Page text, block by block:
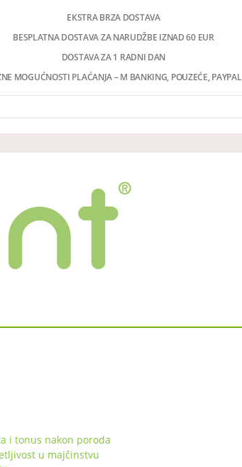
EKSTRA BRZA DOSTAVA
BESPLATNA DOSTAVA ZA NARUDŽBE IZNAD 60 EUR
DOSTAVA ZA 1 RADNI DAN
MOGUĆNOSTI PLAĆANJA – M BANKING, POUZEĆE, PAYPAL
i tonus nakon poroda
u majčinstvu